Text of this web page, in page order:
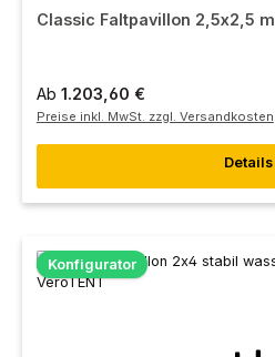
Classic Faltpavillon 2,5x2,5
Ab 1.203,60 €
Preise inkl. MwSt. zzgl. Versandkosten
Details
Konfigurator